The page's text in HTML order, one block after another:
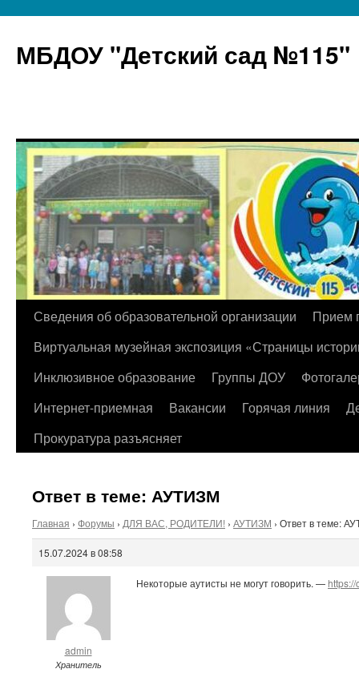
МБДОУ "Детский сад №115"
Перейти
содержимому
Сведения об образовательной организации
Прием
Виртуальная музейная экспозиция «Страницы
Инклюзивное образование
Группы ДОУ
Интернет-приемная
Вакансии Горячая линия
Прокуратура разъясняет
Ответ в теме: АУТИЗМ
Главная › Форумы › ДЛЯ ВАС, РОДИТЕЛИ! › АУТИЗМ › Ответ в теме:
15.07.2024 в 08:58
admin
Хранитель
Некоторые аутисты не могут говорить. —